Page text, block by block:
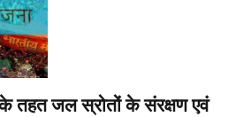
के तहत जल स्रोतों के संरक्षण एवं